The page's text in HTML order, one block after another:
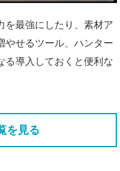
を最強にしたり、素材ア
やせるツール、ハンター
る導入しておくと便利な
を見る